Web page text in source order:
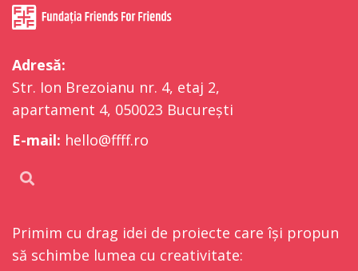
Adresă:
Str. Ion Brezoianu nr. 4, etaj 2,
apartament 4, 050023 București
E-mail: hello@ffff.ro
Primim cu drag idei de proiecte care își propun
să schimbe lumea cu creativitate: